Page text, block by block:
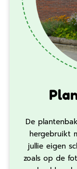
De
hergebruikt
jullie eigen
zoals op de